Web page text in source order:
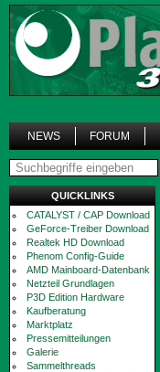
NEWS FORUM
QUICKLINKS
CATALYST / CAP Download
GeForce-Treiber Download
Realtek HD Download
Phenom Config-Guide
AMD Mainboard-Datenbank
Netzteil Grundlagen
P3D Edition Hardware
Kaufberatung
Marktplatz
Pressemitteilungen
Galerie
Sammelthreads